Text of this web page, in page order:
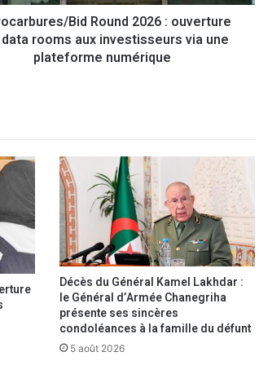
Bid Round 2026 : ouverture
rooms aux investisseurs via une
plateforme numérique
Décès du Général Kamel Lakhdar :
le Général d’Armée Chanegriha
présente ses sincères
condoléances à la famille du défunt
5 août 2026